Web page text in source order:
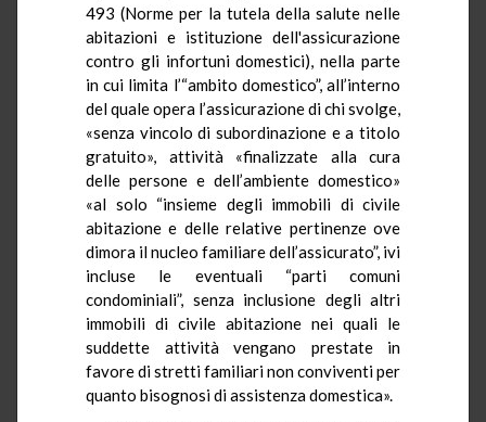
493 (Norme per la tutela della salute nelle
abitazioni e istituzione dell'assicurazione
contro gli infortuni domestici), nella parte
in cui limita l’“ambito domestico”, all’interno
del quale opera l’assicurazione di chi svolge,
«senza vincolo di subordinazione e a titolo
gratuito», attività «finalizzate alla cura
delle persone e dell’ambiente domestico»
«al solo “insieme degli immobili di civile
abitazione e delle relative pertinenze ove
dimora il nucleo familiare dell’assicurato”, ivi
incluse le eventuali “parti comuni
condominiali”, senza inclusione degli altri
immobili di civile abitazione nei quali le
suddette attività vengano prestate in
favore di stretti familiari non conviventi per
quanto bisognosi di assistenza domestica».